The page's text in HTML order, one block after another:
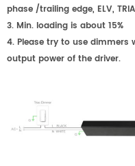
phase /trailing edge, ELV,
3. Min. loading is about 15%
4. Please try to use dimmers
output power of the driver.